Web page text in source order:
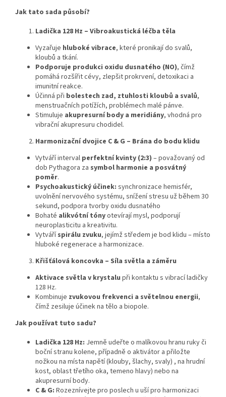
Jak tato sada působí?
Ladička 128 Hz – Vibroakustická léčba těla
Vyzařuje hluboké vibrace, které pronikají do svalů,
kloubů a tkání.
Podporuje produkci oxidu dusnatého (NO), čímž
pomáhá rozšířit cévy, zlepšit prokrvení, detoxikaci a
imunitní reakce.
Účinná při bolestech zad, ztuhlosti kloubů a svalů,
menstruačních potížích, problémech malé pánve.
Stimuluje akupresurní body a meridiány, vhodná pro
vibrační akupresuru chodidel.
Harmonizační dvojice C & G – Brána do bodu klidu
Vytváří interval perfektní kvinty (2:3) – považovaný od
dob Pythagora za symbol harmonie a posvátný
poměr.
Psychoakustický účinek: synchronizace hemisfér,
uvolnění nervového systému, snížení stresu už během 30
sekund, podpora tvorby oxidu dusnatého
Bohaté alikvótní tónyotevírají mysl, podporují
neuroplasticitu a kreativitu.
Vytváříspirálu zvuku, jejímž středem je bod klidu – místo
hluboké regenerace a harmonizace.
Křišťálová koncovka – Síla světla a záměru
Aktivace světla v krystalu při kontaktu s vibrací ladičky
128 Hz.
Kombinuje zvukovou frekvenci a světelnou energii,
čímž zesiluje účinek na tělo a biopole.
Jak používat tuto sadu?
Ladička 128 Hz: Jemně udeřte o malíkovou hranu ruky či
boční stranu kolene, případně o aktivátor a přiložte
nožkou na místa napětí (klouby, šlachy, svaly) , na hrudní
kost, oblast třetího oka, temeno hlavy) nebo na
akupresurní body.
C & G: Rozeznívejte pro poslech u uší pro harmonizaci